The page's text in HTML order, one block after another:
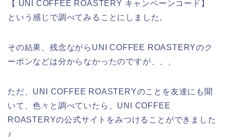
【 UNI COFFEE ROASTERY キャンペーンコード】
という感じで調べてみることにしました。
その結果、残念ながらUNI COFFEE ROASTERYのク
ーポンなどは分からなかったのですが、、、
ただ、UNI COFFEE ROASTERYのことを友達にも聞
いて、色々と調べていたら、UNI COFFEE
ROASTERYの公式サイトをみつけることができました
♪